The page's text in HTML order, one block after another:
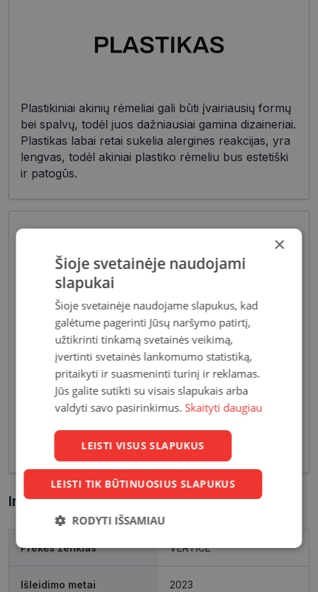
Plastikiniai akinių rėmeliai gali būti įvairiausių formų
bei spalvų, todėl juos dažniausiai gamina dizaineriai.
Plastikas labai retai sukelia alergines reakcijas, yra
lengvas, todėl akiniai plastiko rėmeliu bus estetiški
ir patogūs.
Akiniai moterims dažniausiai pasižymi subtiliais
dizaino elementais, suteikiančiais harmoningą bei
moterišką įvaizdį. Šiandien dienai stilių bei medžiagų
įvairovė leidžia akinių dizaineriams pristatyti Jums
tiek klasikinių, tiek netikėčiausių ir drąsiausių
sprendimų akinių rėmelių. Tai ne tik regėjimo
korekcija, tačiau ir stilingas kasdieninės išvaizdos
Informacija apie prekę
Prekės ženklas VERTICE
Išleidimo metai 2023
×
Šioje svetainėje naudojami
slapukai
Šioje svetainėje naudojame slapukus, kad
galėtume pagerinti Jūsų naršymo patirtį,
užtikrinti tinkamą svetainės veikimą,
įvertinti svetainės lankomumo statistiką,
pritaikyti ir suasmeninti turinį ir reklamas.
Jūs galite sutikti su visais slapukais arba
valdyti savo pasirinkimus. Skaityti daugiau
LEISTI VISUS SLAPUKUS
LEISTI TIK BŪTINUOSIUS SLAPUKUS
RODYTI IŠSAMIAU
Būtinieji
Statistikos
Rinkodaros